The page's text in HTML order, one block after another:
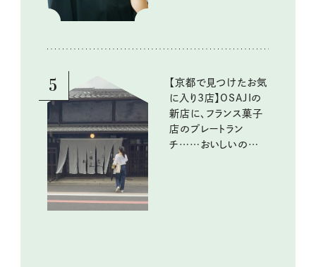
5
【京都で見つけたお気
に入り3店】OSAJIの
新店に、フランス菓子
店のプレートラン
チ……おいしいのんび